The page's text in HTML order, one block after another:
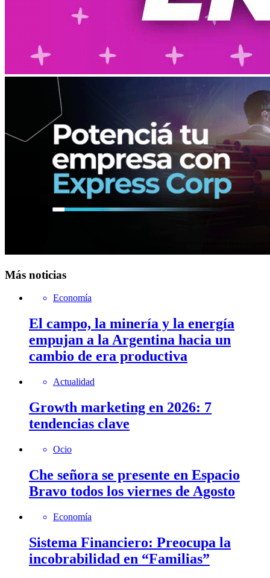
Más noticias
Economía
El campo, la minería y la energía
empujan a la Argentina hacia un
cambio de era productiva
Actualidad
Growth marketing en 2026: 7
tendencias clave
Ocio
Che señora se presente en Espacio
Bravo todos los viernes de Agosto
Economía
Sistema Financiero: Preocupa la
incobrabilidad en “Familias”